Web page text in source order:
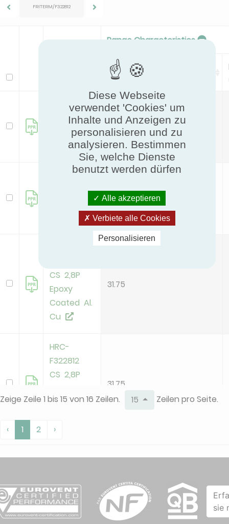
FRITERM/F322812
Range Characteristics
Pitch Height Supply Coil
mm
HRC-
F322812
CS 2,8P Al
31.75
31.75
CS 2,8P
Epoxy
Coated Al.
Cu
31.75
HRC-
F322812
CS 2,8P
Coated Al.
31.75
F322812
Cu
HRC-
Zeige Zeile 1 bis 15 von 16 Zeilen. 15 Zeilen pro Seite.
‹ 1 2 ›
sie
Diese Webseite
verwendet 'Cookies' um
Inhalte und Anzeigen zu
personalisieren und zu
analysieren. Bestimmen
Sie, welche Dienste
benutzt werden dürfen
Alle akzeptieren
Verbiete alle Cookies
Personalisieren